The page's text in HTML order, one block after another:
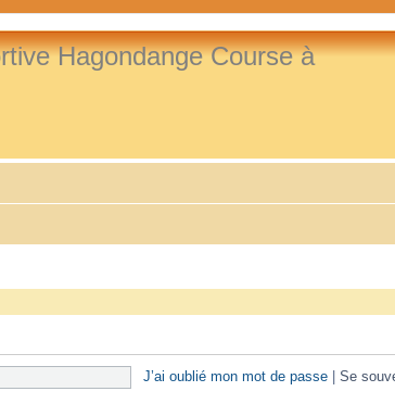
Hagondange Course à
J’ai oublié mon mot de passe | Se